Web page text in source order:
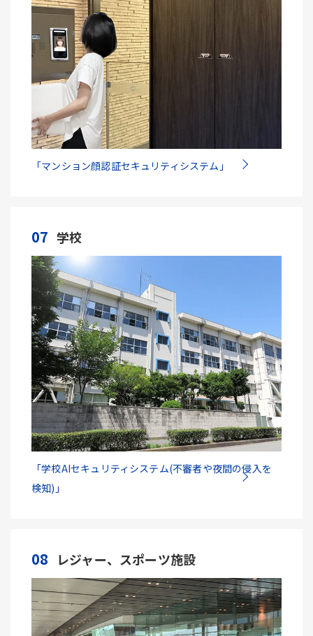
「マンション顔認証セキュリティシステム」
07 学校
「学校AIセキュリティシステム(不審者や夜間の侵入を
検知)」
08 レジャー、スポーツ施設